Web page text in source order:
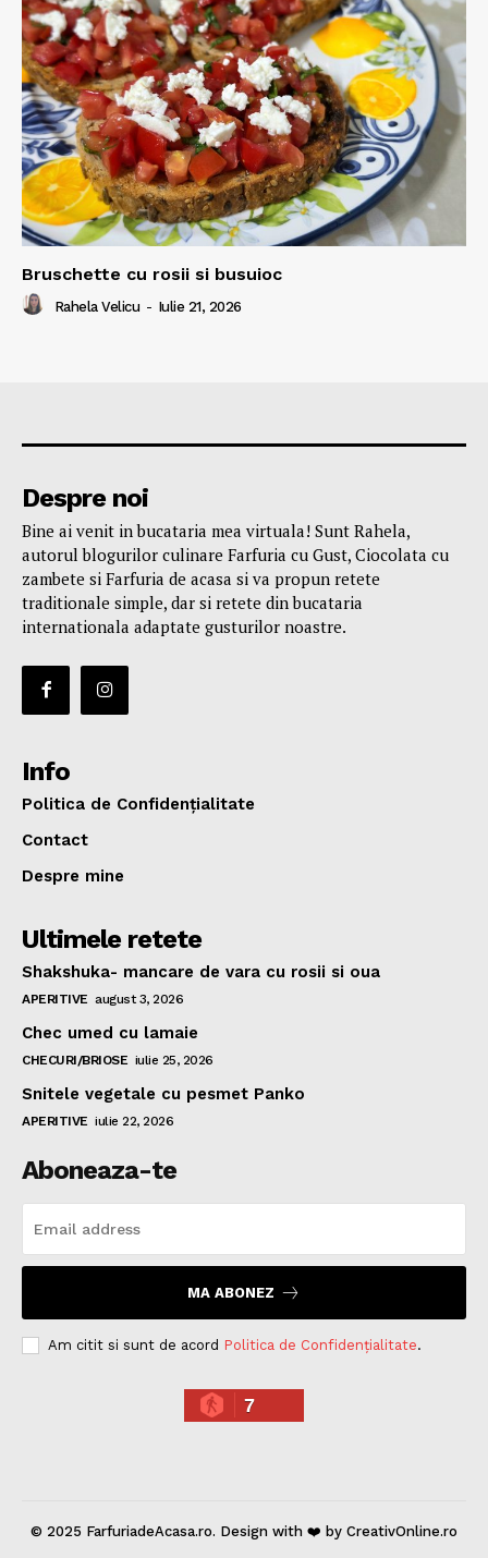
Bruschette cu rosii si busuioc
Rahela Velicu - Iulie 21, 2026
Despre noi
Bine ai venit in bucataria mea virtuala! Sunt Rahela,
autorul blogurilor culinare Farfuria cu Gust, Ciocolata cu
zambete si Farfuria de acasa si va propun retete
traditionale simple, dar si retete din bucataria
internationala adaptate gusturilor noastre.
Info
Politica de Confidențialitate
Contact
Despre mine
Ultimele retete
Shakshuka- mancare de vara cu rosii si oua
APERITIVE august 3, 2026
Chec umed cu lamaie
CHECURI/BRIOSE iulie 25, 2026
Snitele vegetale cu pesmet Panko
APERITIVE iulie 22, 2026
Aboneaza-te
MA ABONEZ
Am citit si sunt de acord Politica de Confidențialitate.
7
© 2025 FarfuriadeAcasa.ro. Design with ❤️ by CreativOnline.ro